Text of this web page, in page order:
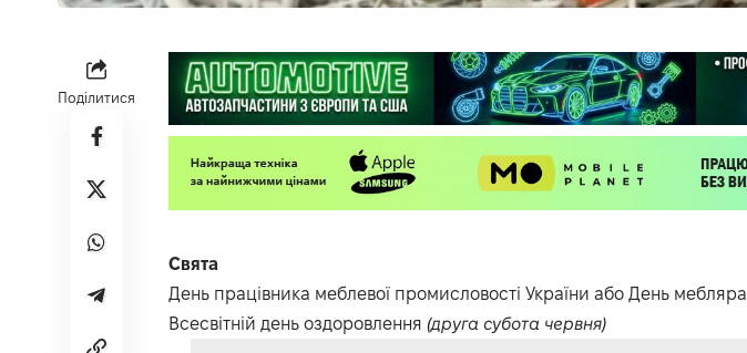
Поділитися
Свята
День працівника меблевої промисловості України або День мебляра
Всесвітній день оздоровлення (друга субота червня)